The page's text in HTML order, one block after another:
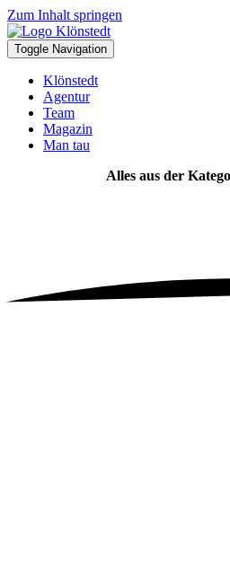
Zum Inhalt springen
Toggle Navigation
Klönstedt
Agentur
Team
Magazin
Man tau
Alles aus der